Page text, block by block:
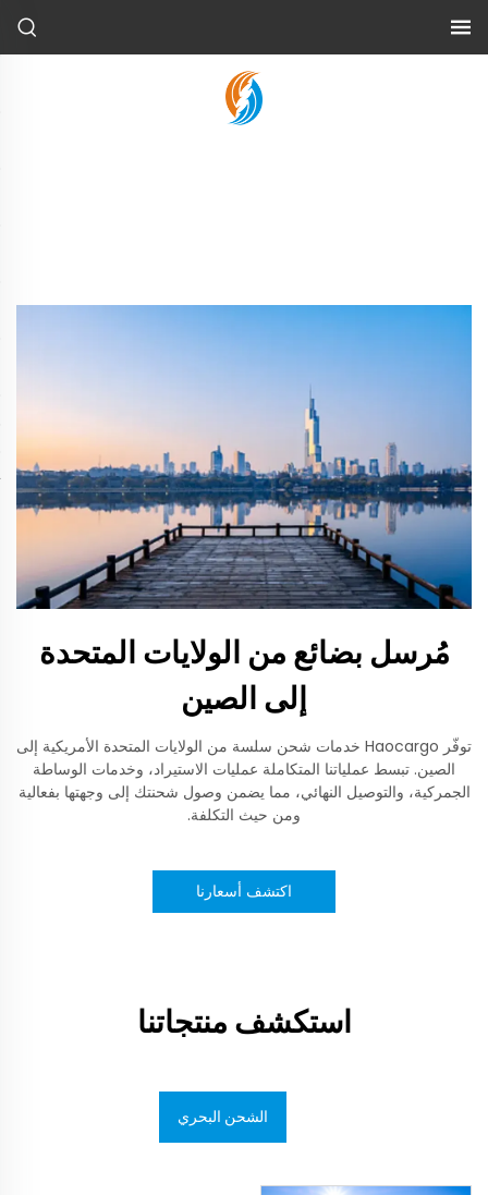
مُرسل بضائع من الولايات المتحدة
إلى الصين
توفّر Haocargo خدمات شحن سلسة من الولايات المتحدة الأمريكية إلى
الصين. تبسط عملياتنا المتكاملة عمليات الاستيراد، وخدمات الوساطة
الجمركية، والتوصيل النهائي، مما يضمن وصول شحنتك إلى وجهتها بفعالية
ومن حيث التكلفة.
اكتشف أسعارنا
استكشف منتجاتنا
الشحن البحري